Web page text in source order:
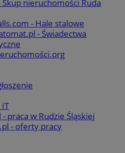
Skup nieruchomości Ruda
- Hale stalowe
- Świadectwa
praca w Rudzie Śląskiej
- oferty pracy